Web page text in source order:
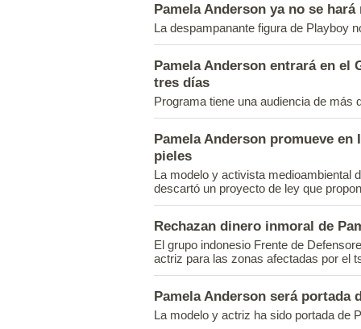
Pamela Anderson ya no se
La despampanante figura de Playboy
Pamela Anderson entrará en el
tres días
Programa tiene una audiencia de más
Pamela Anderson promueve
pieles
La modelo y activista medioambiental
descartó un proyecto de ley que
Rechazan dinero inmoral de
El grupo indonesio Frente de
actriz para las zonas afectadas por el
Pamela Anderson será portada
La modelo y actriz ha sido portada de